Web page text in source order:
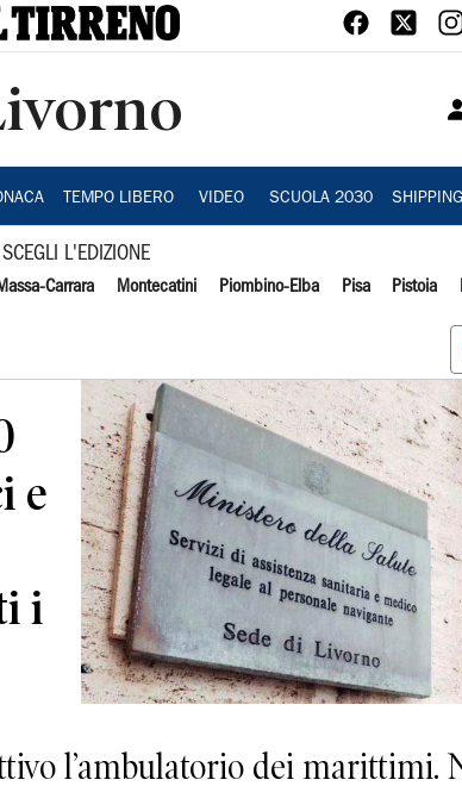
TEMPO LIBERO VIDEO SCUOLA 2030 SHIPPING
SCEGLI L'EDIZIONE
Carrara Montecatini Piombino-Elba Pisa Pistoia
e
i
l’ambulatorio dei marittimi.